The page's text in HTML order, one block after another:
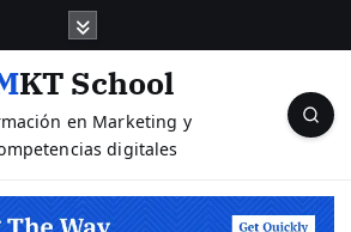
MKT School
en Marketing y
digitales